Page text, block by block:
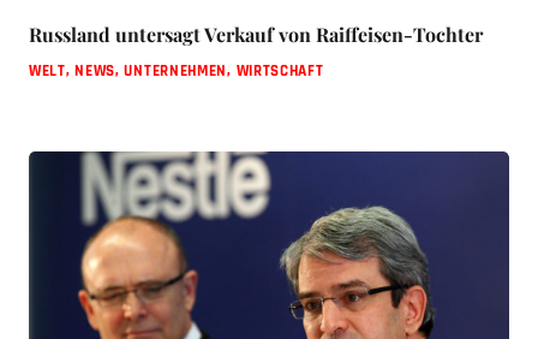
Russland untersagt Verkauf von Raiffeisen-Tochter
WELT,NEWS,UNTERNEHMEN, WIRTSCHAFT